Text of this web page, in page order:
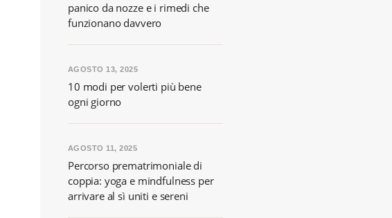
panico da nozze e i rimedi che
funzionano davvero
10 modi per volerti più bene
ogni giorno
AGOSTO 13, 2025
Percorso prematrimoniale di
coppia: yoga e mindfulness per
arrivare al sì uniti e sereni
AGOSTO 11, 2025